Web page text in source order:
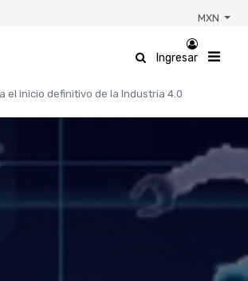
MXN
Ingresar
el inicio definitivo de la Industria 4.0